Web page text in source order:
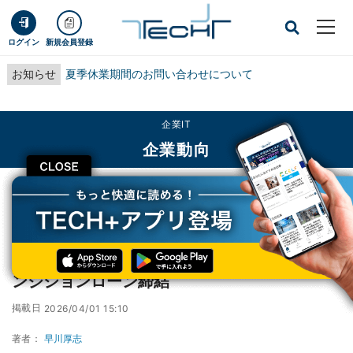
ログイン 新規会員登録
お知らせ 夏季休業期間のお問い合わせについて
CLOSE
企業IT
企業動向
TECH+ 企業IT
企業動向
北海道電力、GX推進機構の債務保証付きトランジションローン締結
北海道電力、GX推進機構の債務保証付きトラ
ンジションローン締結
掲載日 2026/04/01 15:10
著者： 早川厚志